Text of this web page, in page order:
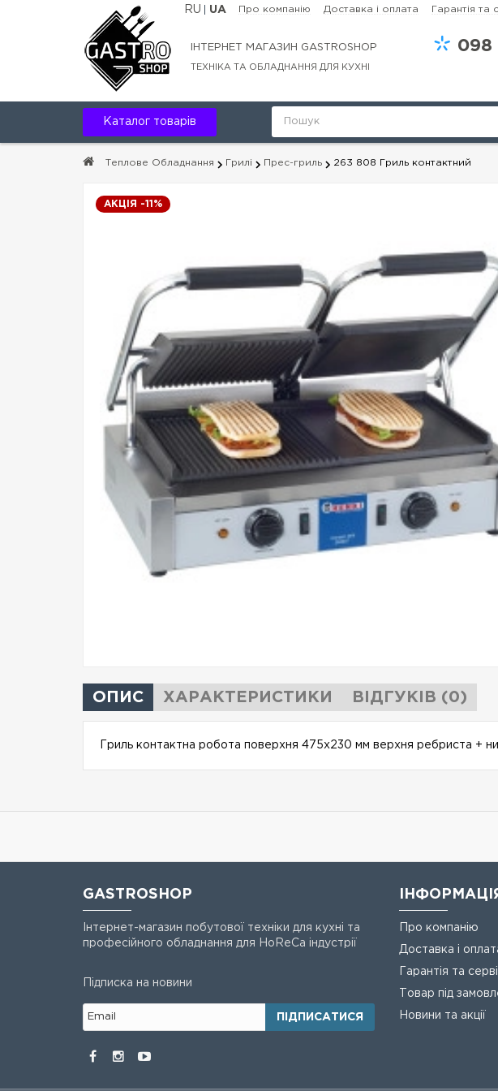
ІНТЕРНЕТ МАГАЗИН GASTROSHOP
ТЕХНІКА ТА ОБЛАДНАННЯ ДЛЯ КУХНІ
RU UA Про компанію Доставка і оплата Гарантія та
098
Каталог товарів
Теплове Обладнання Грилі Прес-гриль 263 808 Гриль контактний
АКЦІЯ -11%
ОПИС ХАРАКТЕРИСТИКИ ВІДГУКІВ (0)
Гриль контактна робота поверхня 475x230 мм верхня ребриста +
GASTROSHOP
Інтернет-магазин побутової техніки для кухні та
професійного обладнання для HoReCa індустрії
Підписка на новини
ПІДПИСАТИСЯ
Про компанію
Доставка і
Гарантія та
Товар під
Новини та акції